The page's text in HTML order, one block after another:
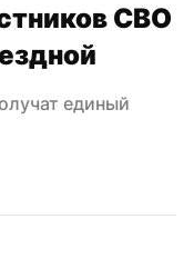
СВО
единый